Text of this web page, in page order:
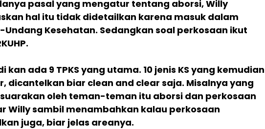
pasal yang mengatur tentang aborsi, Willy
hal itu tidak didetailkan karena masuk dalam
Undang Kesehatan. Sedangkan soal perkosaan ikut
ada 9 TPKS yang utama. 10 jenis KS yang kemudian
dicantelkan biar clean and clear saja. Misalnya yang
oleh teman-teman itu aborsi dan perkosaan
Willy sambil menambahkan kalau perkosaan
juga, biar jelas areanya.